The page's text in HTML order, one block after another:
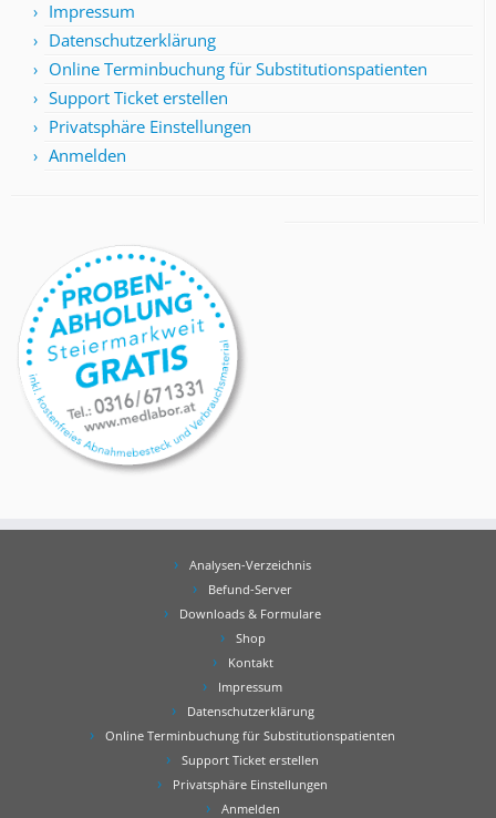
Impressum
Datenschutzerklärung
Online Terminbuchung für Substitutionspatienten
Support Ticket erstellen
Privatsphäre Einstellungen
Anmelden
Analysen-Verzeichnis
Befund-Server
Downloads & Formulare
Shop
Kontakt
Impressum
Datenschutzerklärung
Online Terminbuchung für Substitutionspatienten
Support Ticket erstellen
Privatsphäre Einstellungen
Anmelden